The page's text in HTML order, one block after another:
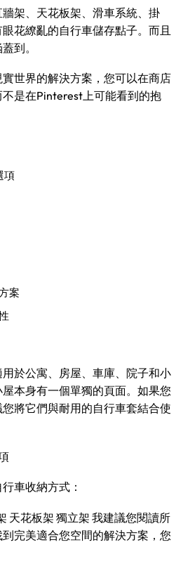
架、天花板架、滑車系統、掛
花繚亂的自行車儲存點子。而且
到。
世界的解決方案，您可以在商店
是在Pinterest上可能看到的抱
項
案
於公寓、房屋、車庫、院子和小
本身有一個單獨的頁面。如果您
將它們與耐用的自行車套結合使
車收納方式：
天花板架 獨立架 我建議您閱讀所
完美適合您空間的解決方案，您